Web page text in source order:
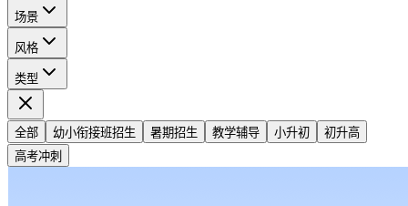
场景
风格
类型
全部 幼小衔接班招生 暑期招生 教学辅导 小升初
初升高
高考冲刺